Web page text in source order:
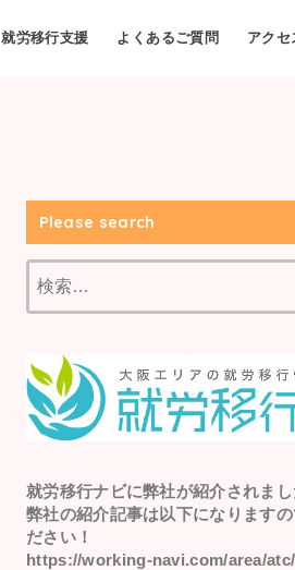
就労移行支援 よくあるご質問 アクセ
Please search
就労移行ナビに弊社が紹介されまし
弊社の紹介記事は以下になりますの
ださい！
https://working-navi.com/area/atc/